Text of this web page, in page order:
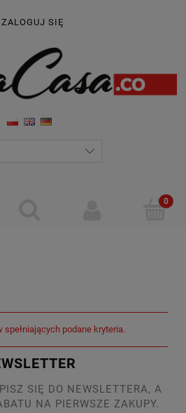
ZALOGUJ SIĘ
spełniających podane kryteria.
SIĘ DO NEWSLETTERA, A
NA PIERWSZE ZAKUPY.